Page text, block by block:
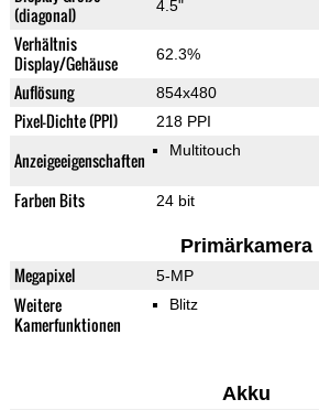
(diagonal)
4.5"
Verhältnis
Display/Gehäuse
62.3%
Auflösung 854x480
Pixel-Dichte (PPI) 218 PPI
Anzeigeeigenschaften Multitouch
Farben Bits 24 bit
Primärkamera
Megapixel 5-MP
Weitere
Kamerfunktionen
Blitz
Akku